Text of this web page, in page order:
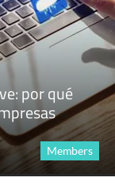
por qué
Members